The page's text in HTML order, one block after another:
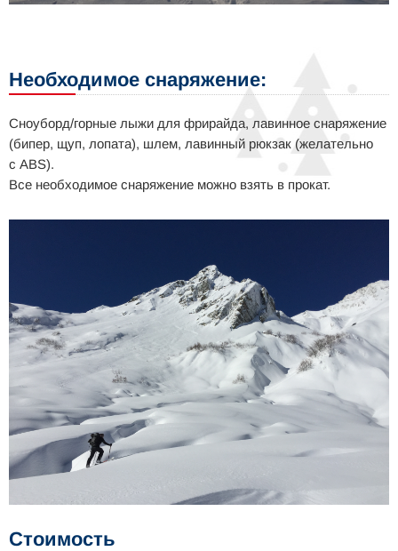
Необходимое снаряжение:
Сноуборд/горные лыжи для фрирайда, лавинное снаряжение
(бипер, щуп, лопата), шлем, лавинный рюкзак (желательно
с ABS).
Все необходимое снаряжение можно взять в прокат.
Стоимость